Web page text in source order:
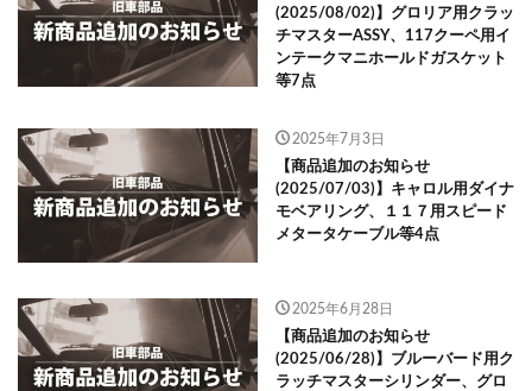
(2025/08/02)】グロリア用クラッ
チマスターASSY、117クーペ用イ
ンテークマニホールドガスケット
等7点
2025年7月3日
【商品追加のお知らせ
(2025/07/03)】キャロル用ダイナ
モベアリング、１１７用スピード
メタータケーブル等4点
2025年6月28日
【商品追加のお知らせ
(2025/06/28)】ブルーバード用ク
ラッチマスターシリンダー、グロ